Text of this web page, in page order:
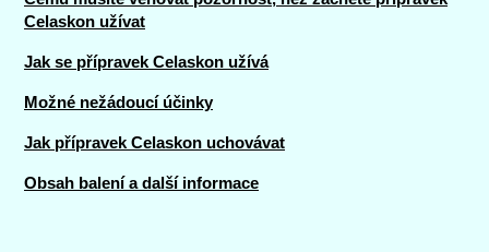
Celaskon užívat
Jak se přípravek Celaskon užívá
Možné nežádoucí účinky
Jak přípravek Celaskon uchovávat
Obsah balení a další informace